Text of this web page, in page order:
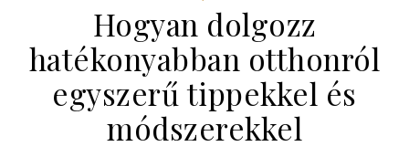
Hogyan dolgozz
hatékonyabban otthonról
egyszerű tippekkel és
módszerekkel